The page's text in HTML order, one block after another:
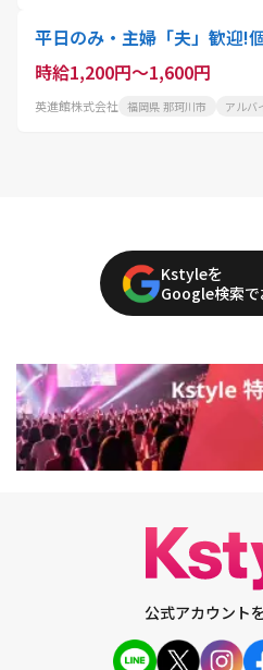
平日のみ・主婦「夫」歓迎!
時給1,200円～1,600円
英進館株式会社 福岡県 那珂川市 アルバ
Kstyleを
Google検索
公式アカウント